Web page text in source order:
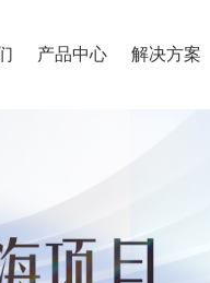
产品中心 解决方案